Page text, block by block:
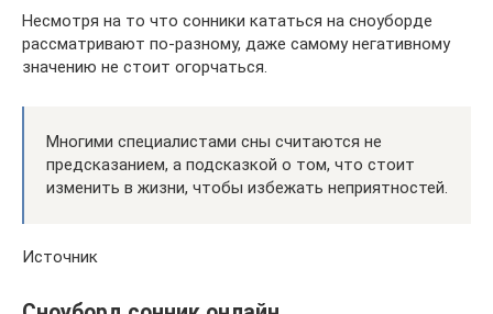
Несмотря на то что сонники кататься на сноуборде
рассматривают по-разному, даже самому негативному
значению не стоит огорчаться.
Многими специалистами сны считаются не
предсказанием, а подсказкой о том, что стоит
изменить в жизни, чтобы избежать неприятностей.
Источник